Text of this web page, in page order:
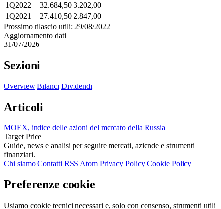
1Q2022
32.684,50 3.202,00
1Q2021
27.410,50 2.847,00
Prossimo rilascio utili: 29/08/2022
Aggiornamento dati
31/07/2026
Sezioni
Overview Bilanci Dividendi
Articoli
MOEX, indice delle azioni del mercato della Russia
Target Price
Guide, news e analisi per seguire mercati, aziende e strumenti
finanziari.
Chi siamo Contatti RSS Atom Privacy Policy Cookie Policy
Preferenze cookie
Usiamo cookie tecnici necessari e, solo con consenso, strumenti utili